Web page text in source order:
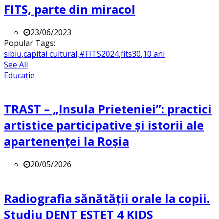
FITS, parte din miracol
23/06/2023
Popular Tags:
sibiu,capital cultural,#FITS2024,fits30,10 ani
See All
Educație
TRAST – „Insula Prieteniei”: practici
artistice participative și istorii ale
apartenenței la Roșia
20/05/2026
Radiografia sănătății orale la copii.
Studiu DENT ESTET 4 KIDS